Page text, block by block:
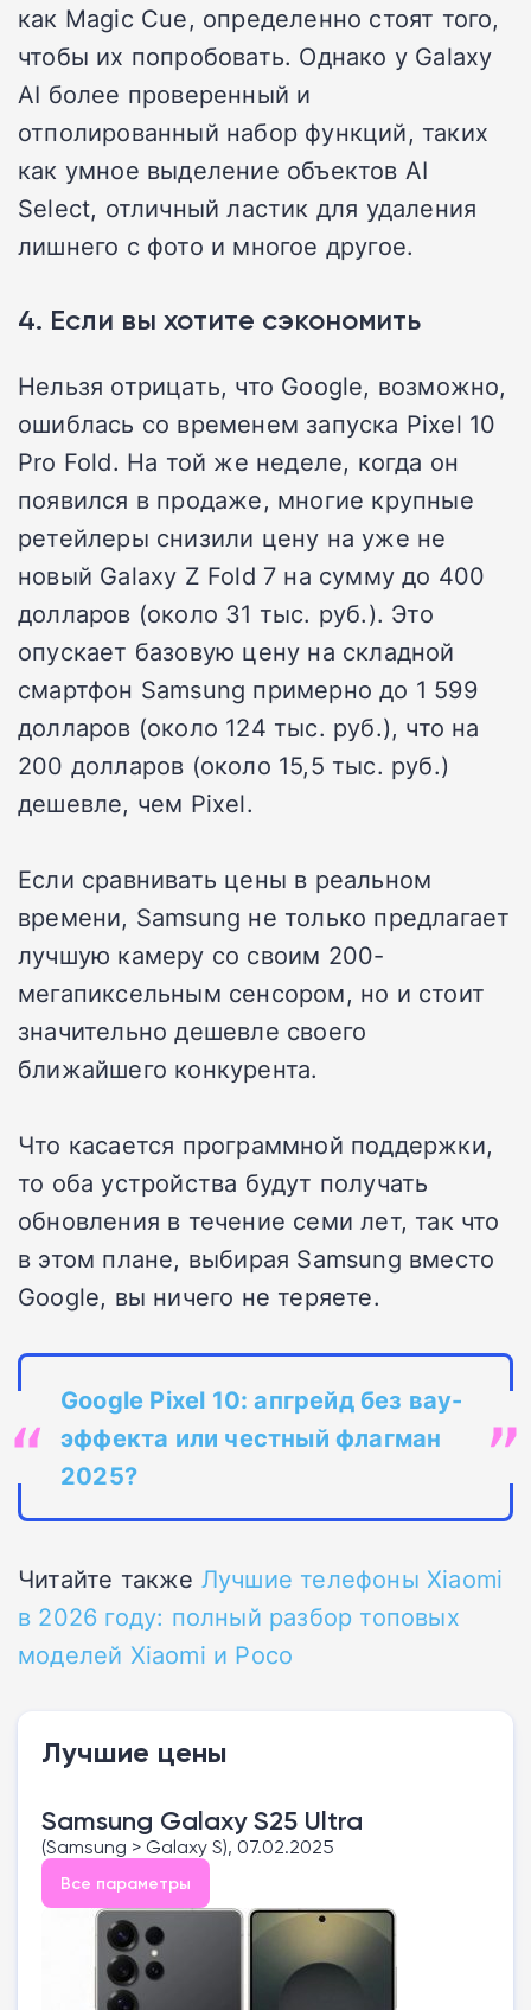
как Magic Cue, определенно стоят того,
чтобы их попробовать. Однако у Galaxy
AI более проверенный и
отполированный набор функций, таких
как умное выделение объектов AI
Select, отличный ластик для удаления
лишнего с фото и многое другое.
4. Если вы хотите сэкономить
Нельзя отрицать, что Google, возможно,
ошиблась со временем запуска Pixel 10
Pro Fold. На той же неделе, когда он
появился в продаже, многие крупные
ретейлеры снизили цену на уже не
новый Galaxy Z Fold 7 на сумму до 400
долларов (около 31 тыс. руб.). Это
опускает базовую цену на складной
смартфон Samsung примерно до 1 599
долларов (около 124 тыс. руб.), что на
200 долларов (около 15,5 тыс. руб.)
дешевле, чем Pixel.
Если сравнивать цены в реальном
времени, Samsung не только предлагает
лучшую камеру со своим 200-
мегапиксельным сенсором, но и стоит
значительно дешевле своего
ближайшего конкурента.
Что касается программной поддержки,
то оба устройства будут получать
обновления в течение семи лет, так что
в этом плане, выбирая Samsung вместо
Google, вы ничего не теряете.
Google Pixel 10: апгрейд без вау-
эффекта или честный флагман
2025?
Читайте также Лучшие телефоны Xiaomi
в 2026 году: полный разбор топовых
моделей Xiaomi и Poco
Лучшие цены
Samsung Galaxy S25 Ultra
(Samsung > Galaxy S), 07.02.2025
Все параметры